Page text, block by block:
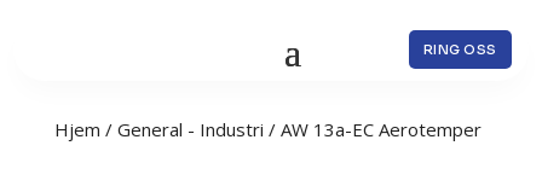
RING OSS
Hjem / General - Industri / AW 13a-EC Aerotemper